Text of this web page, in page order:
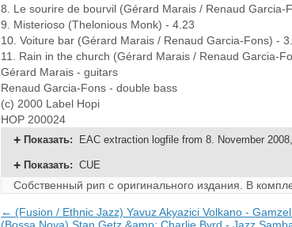
8. Le sourire de bourvil (Gérard Marais / Renaud Garcia-
9. Misterioso (Thelonious Monk) - 4.23
10. Voiture bar (Gérard Marais / Renaud Garcia-Fons) -
11. Rain in the church (Gérard Marais / Renaud Garcia-
Gérard Marais - guitars
Renaud Garcia-Fons - double bass
(c) 2000 Label Hopi
HOP 200024
Показать: EAC extraction logfile from 8. November
Показать: CUE
Собственный рип с оригинального издания. В
← (Fusion / Ethnic Jazz) Yavuz Akyazici Volkano -